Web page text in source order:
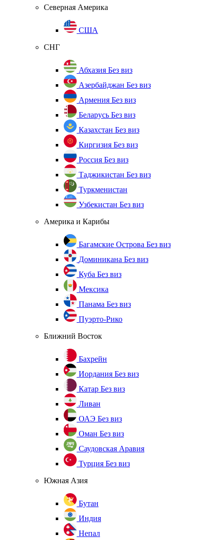
Северная Америка
США
СНГ
Абхазия Без виз
Азербайджан Без виз
Армения Без виз
Беларусь Без виз
Казахстан Без виз
Киргизия Без виз
Россия Без виз
Таджикистан Без виз
Туркменистан
Узбекистан Без виз
Америка и Карибы
Багамские Острова Без виз
Доминикана Без виз
Куба Без виз
Мексика
Панама Без виз
Пуэрто-Рико
Ближний Восток
Бахрейн
Иордания Без виз
Катар Без виз
Ливан
ОАЭ Без виз
Оман Без виз
Саудовская Аравия
Турция Без виз
Южная Азия
Бутан
Индия
Непал